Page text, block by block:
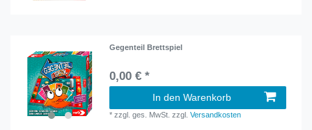
Gegenteil Brettspiel
0,00 € *
In den Warenkorb
*zzgl. ges. MwSt. zzgl.Versandkosten